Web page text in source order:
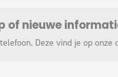
of nieuwe
Deze vind je op onze